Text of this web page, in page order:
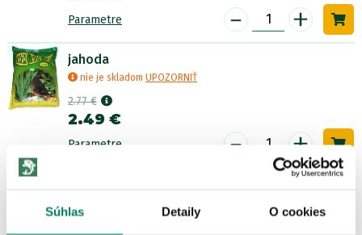
Súhlas Detaily O cookies
Parametre - +
jahoda
nie je skladom UPOZORNIŤ
2.77 €
2.49 €
Parametre - +